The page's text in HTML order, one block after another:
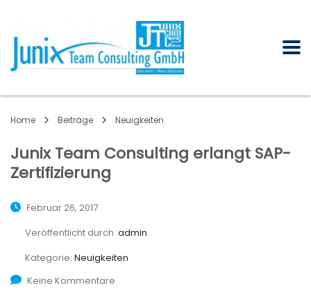
Home Beiträge Neuigkeiten
Junix Team Consulting erlangt SAP-
Zertifizierung
Februar 26, 2017
Veröffentlicht durch: admin
Kategorie: Neuigkeiten
Keine Kommentare